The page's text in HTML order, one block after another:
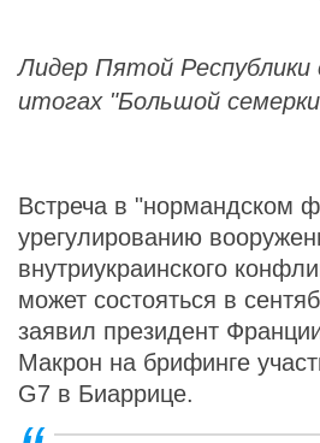
Лидер Пятой Республики
итогах "Большой
Встреча в "нормандском
урегулированию
внутриукраинского
может состояться в
заявил президент
Макрон на брифинге
G7 в Биаррице.